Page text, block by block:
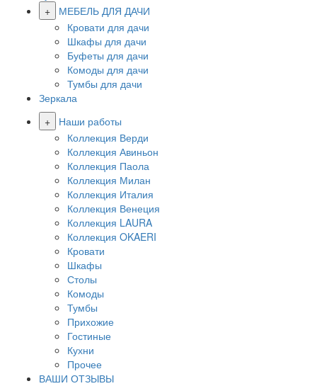
+
МЕБЕЛЬ ДЛЯ ДАЧИ
Кровати для дачи
Шкафы для дачи
Буфеты для дачи
Комоды для дачи
Тумбы для дачи
Зеркала
+
Наши работы
Коллекция Верди
Коллекция Авиньон
Коллекция Паола
Коллекция Милан
Коллекция Италия
Коллекция Венеция
Коллекция LAURA
Коллекция OKAERI
Кровати
Шкафы
Столы
Комоды
Тумбы
Прихожие
Гостиные
Кухни
Прочее
ВАШИ ОТЗЫВЫ